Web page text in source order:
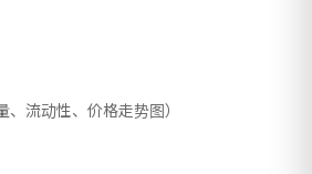
流动性、价格走势图）